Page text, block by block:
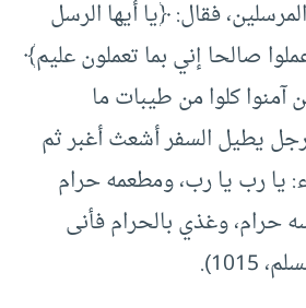
فقال: ﴿يا أيها الرسل
صالحا إني بما تعملون عليم﴾
آمنوا كلوا من طيبات ما
يطيل السفر أشعث أغبر ثم
يا رب يا رب، ومطعمه حرام
حرام، وغذي بالحرام فأنى